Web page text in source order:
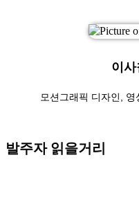
이사
모션그래픽 디자인,
발주자 읽을거리